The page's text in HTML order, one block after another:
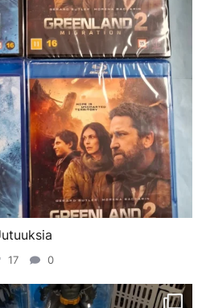
17 0